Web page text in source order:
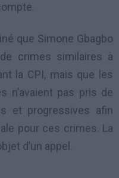
que Simone Gbagbo
crimes similaires à
la CPI, mais que les
n’avaient pas pris de
et progressives afin
pour ces crimes. La
d’un appel.